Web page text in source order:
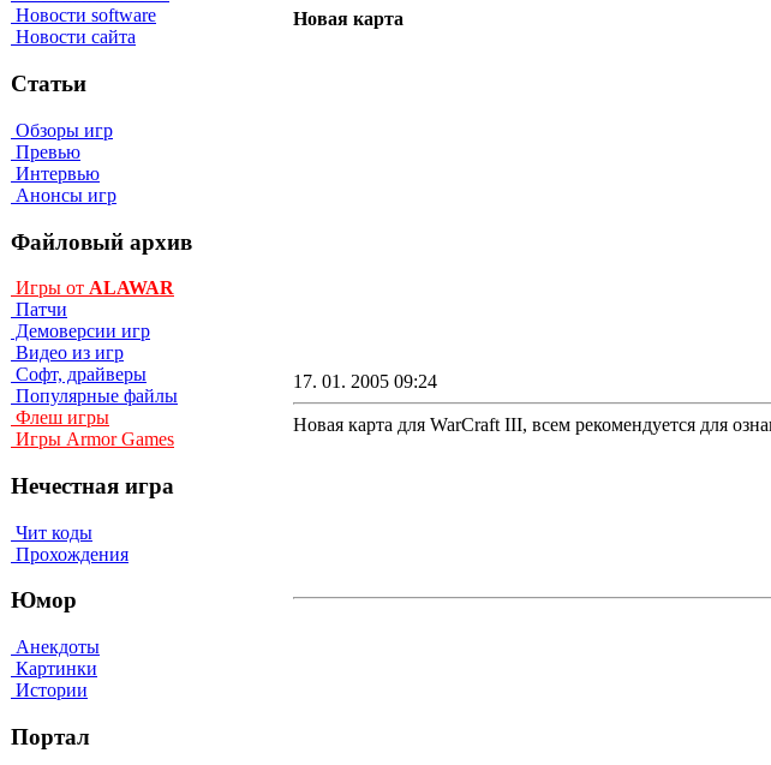
Новости software
Новости сайта
Статьи
Обзоры игр
Превью
Интервью
Анонсы игр
Файловый архив
Игры от ALAWAR
Патчи
Демоверсии игр
Видео из игр
Софт, драйверы
Популярные файлы
Флеш игры
Игры Armor Games
Нечестная игра
Чит коды
Прохождения
Юмор
Анекдоты
Картинки
Истории
Портал
Новая карта
17. 01. 2005 09:24
Новая карта для WarCraft III, всем рекомендуется для